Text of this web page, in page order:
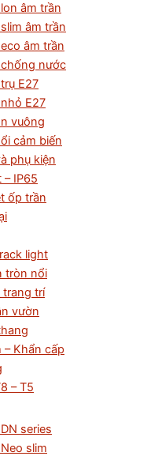
âm trần
âm trần
âm trần
nước
E27
E27
vuông
cảm biến
phụ kiện
IP65
ốp trần
light
tròn nổi
trang trí
vườn
– Khẩn cấp
– T5
series
slim